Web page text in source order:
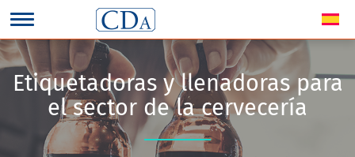
Etiquetadoras y llenadoras para
el sector de la cervecería